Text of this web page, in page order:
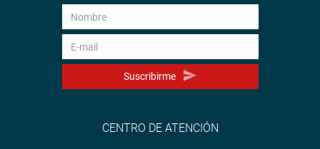
Suscribirme
CENTRO DE ATENCIÓN